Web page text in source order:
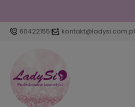
604221551 kontakt@ladysi.com.pl